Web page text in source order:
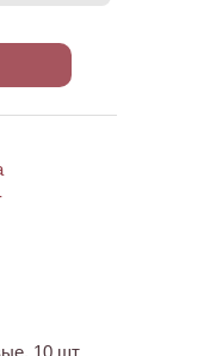
10 шт